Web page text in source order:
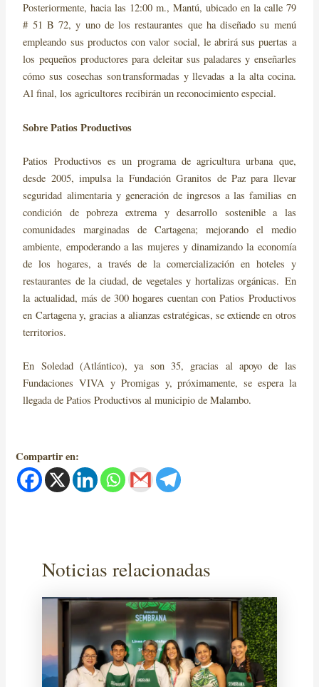
Posteriormente, hacia las 12:00 m., Mantú, ubicado en la calle 79
# 51 B 72, y uno de los restaurantes que ha diseñado su menú
empleando sus productos con valor social, le abrirá sus puertas a
los pequeños productores para deleitar sus paladares y enseñarles
cómo sus cosechas son transformadas y llevadas a la alta cocina.
Al final, los agricultores recibirán un reconocimiento especial.
Sobre Patios Productivos
Patios Productivos es un programa de agricultura urbana que,
desde 2005, impulsa la Fundación Granitos de Paz para llevar
seguridad alimentaria y generación de ingresos a las familias en
condición de pobreza extrema y desarrollo sostenible a las
comunidades marginadas de Cartagena; mejorando el medio
ambiente, empoderando a las mujeres y dinamizando la economía
de los hogares, a través de la comercialización en hoteles y
restaurantes de la ciudad, de vegetales y hortalizas orgánicas. En
la actualidad, más de 300 hogares cuentan con Patios Productivos
en Cartagena y, gracias a alianzas estratégicas, se extiende en otros
territorios.
En Soledad (Atlántico), ya son 35, gracias al apoyo de las
Fundaciones VIVA y Promigas y, próximamente, se espera la
llegada de Patios Productivos al municipio de Malambo.
Compartir en:
Noticias relacionadas